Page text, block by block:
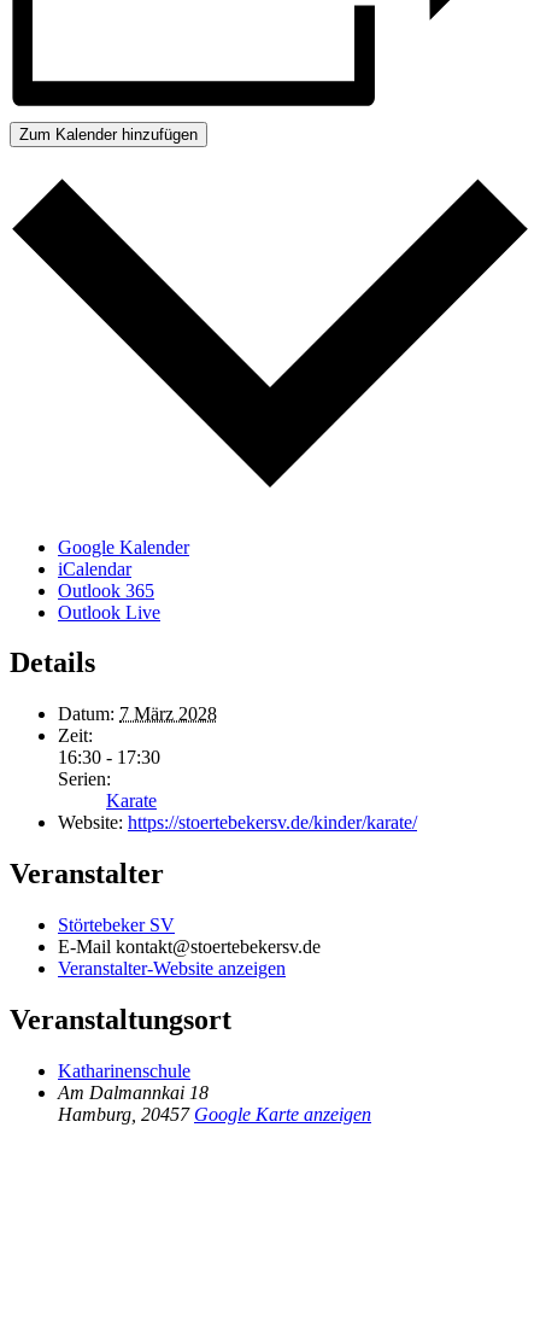
Zum Kalender hinzufügen
Google Kalender
iCalendar
Outlook 365
Outlook Live
Details
Datum: 7 März 2028
Zeit:
16:30 - 17:30
Serien:
Karate
Website: https://stoertebekersv.de/kinder/karate/
Veranstalter
Störtebeker SV
E-Mail kontakt@stoertebekersv.de
Veranstalter-Website anzeigen
Veranstaltungsort
Katharinenschule
Am Dalmannkai 18
Hamburg 20457 Google Karte anzeigen